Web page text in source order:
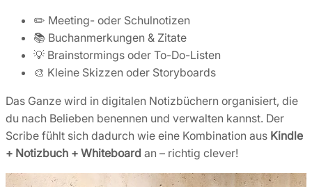
✏️ Meeting- oder Schulnotizen
📚 Buchanmerkungen & Zitate
💡 Brainstormings oder To-Do-Listen
🎨 Kleine Skizzen oder Storyboards
Das Ganze wird in digitalen Notizbüchern organisiert, die
du nach Belieben benennen und verwalten kannst. Der
Scribe fühlt sich dadurch wie eine Kombination aus Kindle
+ Notizbuch + Whiteboard an – richtig clever!